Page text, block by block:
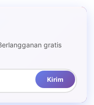
gratis
Kirim